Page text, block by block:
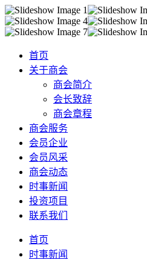
首页
关于商会
商会简介
会长致辞
商会章程
商会服务
会员企业
会员风采
商会动态
时事新闻
投资项目
联系我们
首页
时事新闻